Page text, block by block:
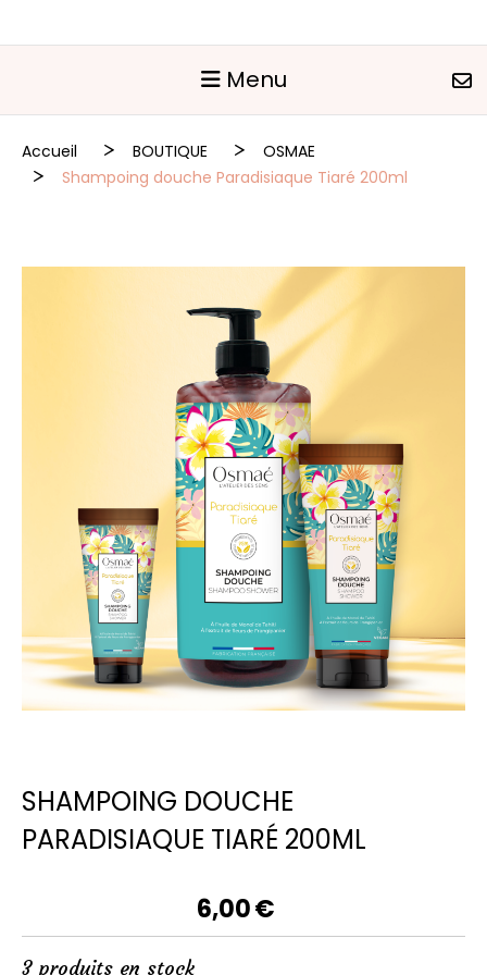
Menu
Accueil BOUTIQUE
OSMAE
Shampoing douche Paradisiaque Tiaré 200ml
SHAMPOING DOUCHE
PARADISIAQUE TIARÉ 200ML
6,00€
3 produits en stock